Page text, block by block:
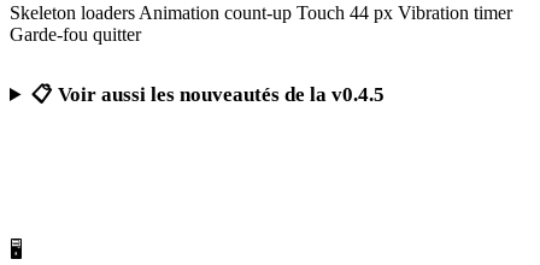
Skeleton loaders Animation count-up Touch 44 px Vibration timer
Garde-fou quitter
📋 Voir aussi les nouveautés de la v0.4.5
🖥️